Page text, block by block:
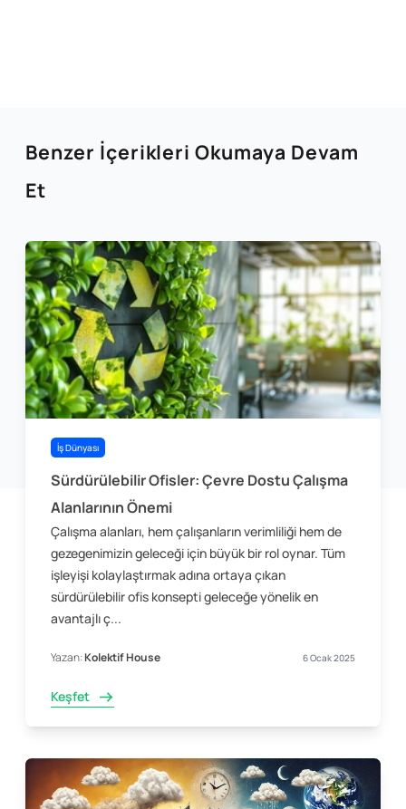
Benzer İçerikleri Okumaya Devam
Et
İş Dünyası
Sürdürülebilir Ofisler: Çevre Dostu Çalışma
Alanlarının Önemi
Çalışma alanları, hem çalışanların verimliliği hem de
gezegenimizin geleceği için büyük bir rol oynar. Tüm
işleyişi kolaylaştırmak adına ortaya çıkan
sürdürülebilir ofis konsepti geleceğe yönelik en
avantajlı ç...
Yazan:Kolektif House 6 Ocak 2025
Keşfet